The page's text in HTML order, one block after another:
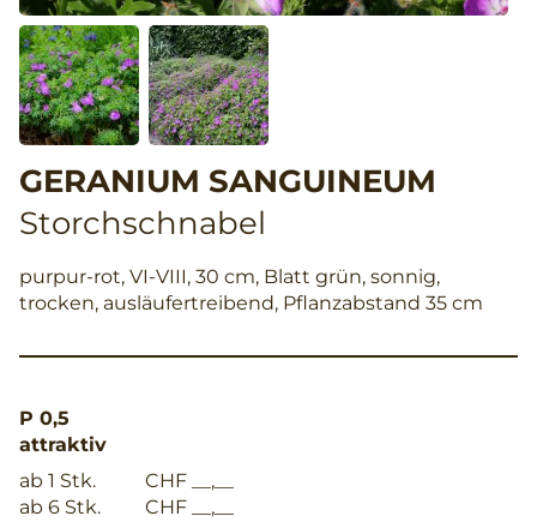
GERANIUM SANGUINEUM
Storchschnabel
purpur-rot, VI-VIII, 30 cm, Blatt grün, sonnig,
trocken, ausläufertreibend, Pflanzabstand 35 cm
P 0,5
attraktiv
ab 1 Stk.
CHF __,__
ab 6 Stk.
CHF __,__